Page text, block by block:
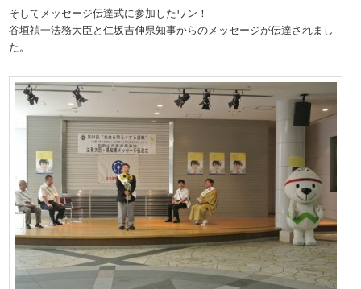
そしてメッセージ伝達式に参加したワン！
谷垣禎一法務大臣と仁坂吉伸県知事からのメッセージが伝達されまし
た。